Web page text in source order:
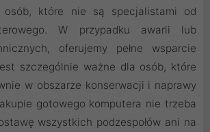
osób, które nie są specjalistami od
W przypadku awarii lub
oferujemy pełne wsparcie
szczególnie ważne dla osób, które
w obszarze konserwacji i naprawy
gotowego komputera nie trzeba
wszystkich podzespołów ani na